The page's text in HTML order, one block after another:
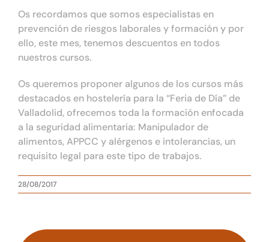
Os recordamos que somos especialistas en
prevención de riesgos laborales y formación y por
ello, este mes, tenemos descuentos en todos
nuestros cursos.
Os queremos proponer algunos de los cursos más
destacados en hostelería para la “Feria de Día” de
Valladolid, ofrecemos toda la formación enfocada
a la seguridad alimentaria: Manipulador de
alimentos, APPCC y alérgenos e intolerancias, un
requisito legal para este tipo de trabajos.
28/08/2017